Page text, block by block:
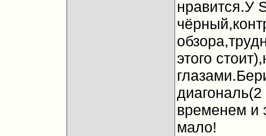
нравится.У
этого
временем и
мало!